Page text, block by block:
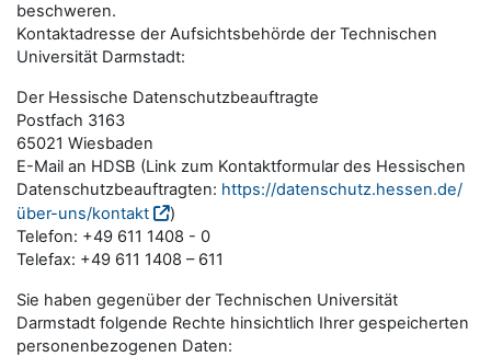
beschweren.
Kontaktadresse der Aufsichtsbehörde der Technischen
Universität Darmstadt:
Der Hessische Datenschutzbeauftragte
Postfach 3163
65021 Wiesbaden
E-Mail an HDSB (Link zum Kontaktformular des Hessischen
Datenschutzbeauftragten: https://datenschutz.hessen.de/
über-uns/kontakt
)
Telefon: +49 611 1408 - 0
Telefax: +49 611 1408 – 611
Sie haben gegenüber der Technischen Universität
Darmstadt folgende Rechte hinsichtlich Ihrer gespeicherten
personenbezogenen Daten: